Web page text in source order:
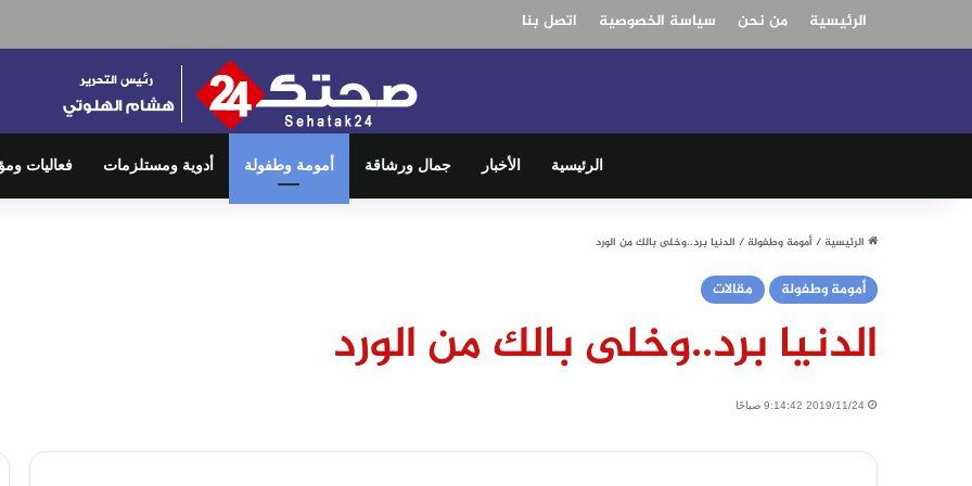
الرئيسية من نحن سياسة الخصوصية اتصل بنا
الرئيسية الأخبار جمال ورشاقة أمومة وطفولة أدوية ومستلزمات فعاليات
الرئيسية/أمومة وطفولة/ الدنيا برد..وخلى بالك من الورد
أمومة وطفولة مقالات
الدنيا برد..وخلى بالك من الورد
2019/11/24 9:14:42 صباحًا